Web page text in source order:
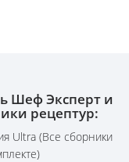
Шеф Эксперт и
рецептур:
Ultra (Все сборники